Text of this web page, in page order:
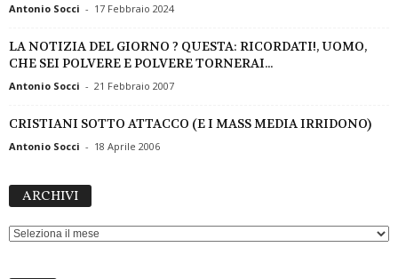
Antonio Socci - 17 Febbraio 2024
LA NOTIZIA DEL GIORNO ? QUESTA: RICORDATI!, UOMO,
CHE SEI POLVERE E POLVERE TORNERAI...
Antonio Socci - 21 Febbraio 2007
CRISTIANI SOTTO ATTACCO (E I MASS MEDIA IRRIDONO)
Antonio Socci - 18 Aprile 2006
ARCHIVI